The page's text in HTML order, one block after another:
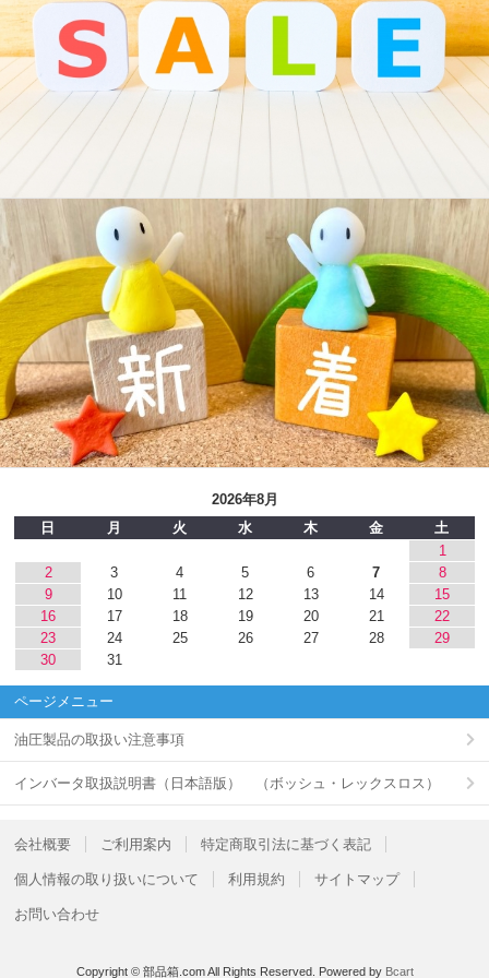
2026年8月
日
月 火 水 木 金
土
1
2
3 4 5 6 7
8
9
10 11 12 13 14
15
16
17 18 19 20 21
22
23
24 25 26 27 28
29
30
31
ページメニュー
油圧製品の取扱い注意事項
インバータ取扱説明書（日本語版） （ボッシュ・レックスロス）
会社概要 ご利用案内 特定商取引法に基づく表記
個人情報の取り扱いについて 利用規約 サイトマップ
お問い合わせ
Copyright © 部品箱.com All Rights Reserved. Powered by Bcart